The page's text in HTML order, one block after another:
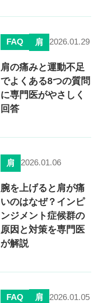
FAQ 肩 2026.01.29
肩の痛みと運動不足
でよくある8つの質問
に専門医がやさしく
回答
肩 2026.01.06
腕を上げると肩が痛
いのはなぜ？インピ
ンジメント症候群の
原因と対策を専門医
が解説
FAQ 肩 2026.01.05